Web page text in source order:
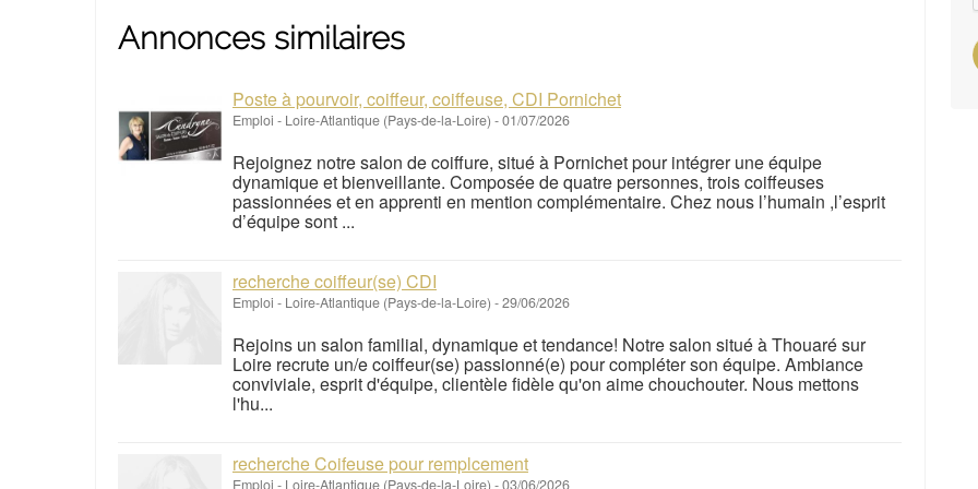
Annonces similaires
Poste à pourvoir, coiffeur, coiffeuse, CDI Pornichet
Emploi - Loire-Atlantique (Pays-de-la-Loire) -01/07/2026
Rejoignez notre salon de coiffure, situé à Pornichet pour intégrer une équipe
dynamique et bienveillante. Composée de quatre personnes, trois coiffeuses
passionnées et en apprenti en mention complémentaire. Chez nous l’humain ,l’esprit
d’équipe sont ...
recherche coiffeur(se) CDI
Emploi - Loire-Atlantique (Pays-de-la-Loire) -29/06/2026
Rejoins un salon familial, dynamique et tendance! Notre salon situé à Thouaré sur
Loire recrute un/e coiffeur(se) passionné(e) pour compléter son équipe. Ambiance
conviviale, esprit d'équipe, clientèle fidèle qu'on aime chouchouter. Nous mettons
l'hu...
recherche Coifeuse pour remplcement